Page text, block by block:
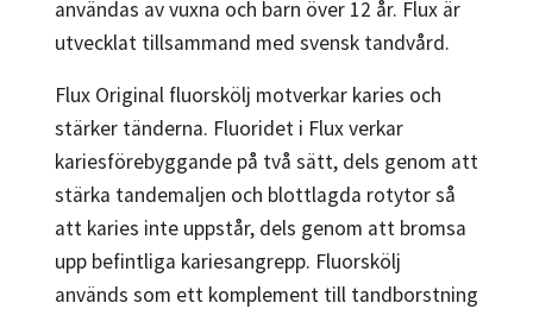
användas av vuxna och barn över 12 år. Flux är
utvecklat tillsammand med svensk tandvård.
Flux Original fluorskölj motverkar karies och
stärker tänderna. Fluoridet i Flux verkar
kariesförebyggande på två sätt, dels genom att
stärka tandemaljen och blottlagda rotytor så
att karies inte uppstår, dels genom att bromsa
upp befintliga kariesangrepp. Fluorskölj
används som ett komplement till tandborstning